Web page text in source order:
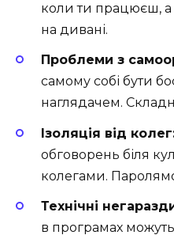
коли ти працюєш, а
на дивані.
Проблеми з
самому собі бути
наглядачем.
Ізоляція від
обговорень біля
колегами.
Технічні
в програмах